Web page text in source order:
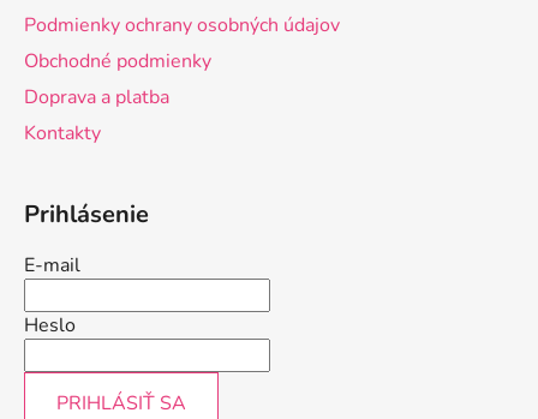
Podmienky ochrany osobných údajov
Obchodné podmienky
Doprava a platba
Kontakty
Prihlásenie
E-mail
Heslo
PRIHLÁSIŤ SA